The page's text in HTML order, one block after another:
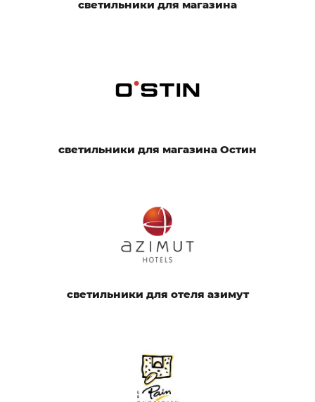
светильники для магазина
светильники для магазина Остин
светильники для отеля азимут